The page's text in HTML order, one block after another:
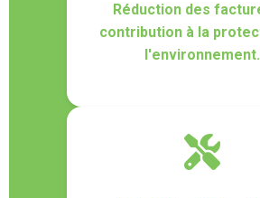
Réduction des
contribution à la
l'environnement.